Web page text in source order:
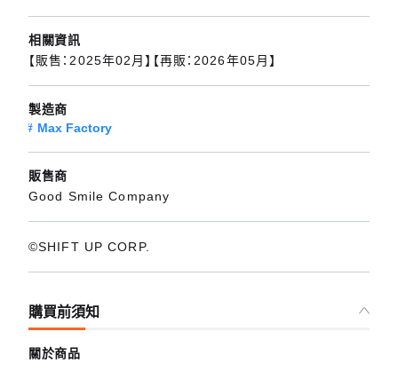
相關資訊
【販售：2025年02月】【再販：2026年05月】
製造商
Max Factory
販售商
Good Smile Company
©SHIFT UP CORP.
購買前須知
關於商品